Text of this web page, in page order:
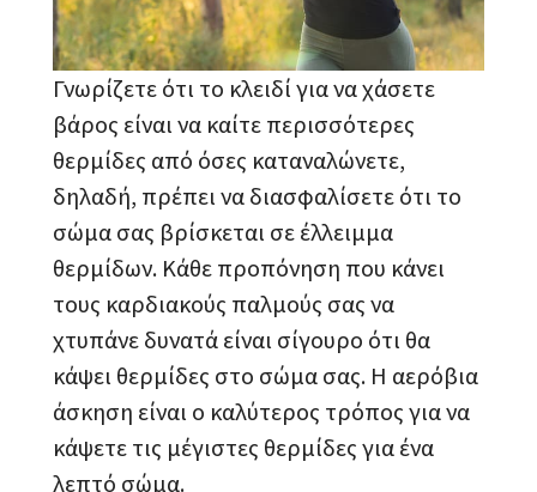
Γνωρίζετε ότι το κλειδί για να χάσετε
βάρος είναι να καίτε περισσότερες
θερμίδες από όσες καταναλώνετε,
δηλαδή, πρέπει να διασφαλίσετε ότι το
σώμα σας βρίσκεται σε έλλειμμα
θερμίδων. Κάθε προπόνηση που κάνει
τους καρδιακούς παλμούς σας να
χτυπάνε δυνατά είναι σίγουρο ότι θα
κάψει θερμίδες στο σώμα σας. Η αερόβια
άσκηση είναι ο καλύτερος τρόπος για να
κάψετε τις μέγιστες θερμίδες για ένα
λεπτό σώμα.